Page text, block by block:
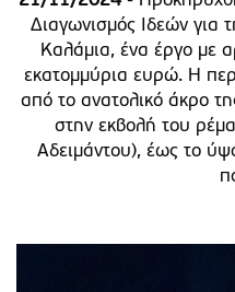
Διαγωνισμός Ιδεών για
Καλάμια, ένα έργο με
εκατομμύρια ευρώ. Η
από το ανατολικό άκρο
στην εκβολή του
Αδειμάντου), έως το